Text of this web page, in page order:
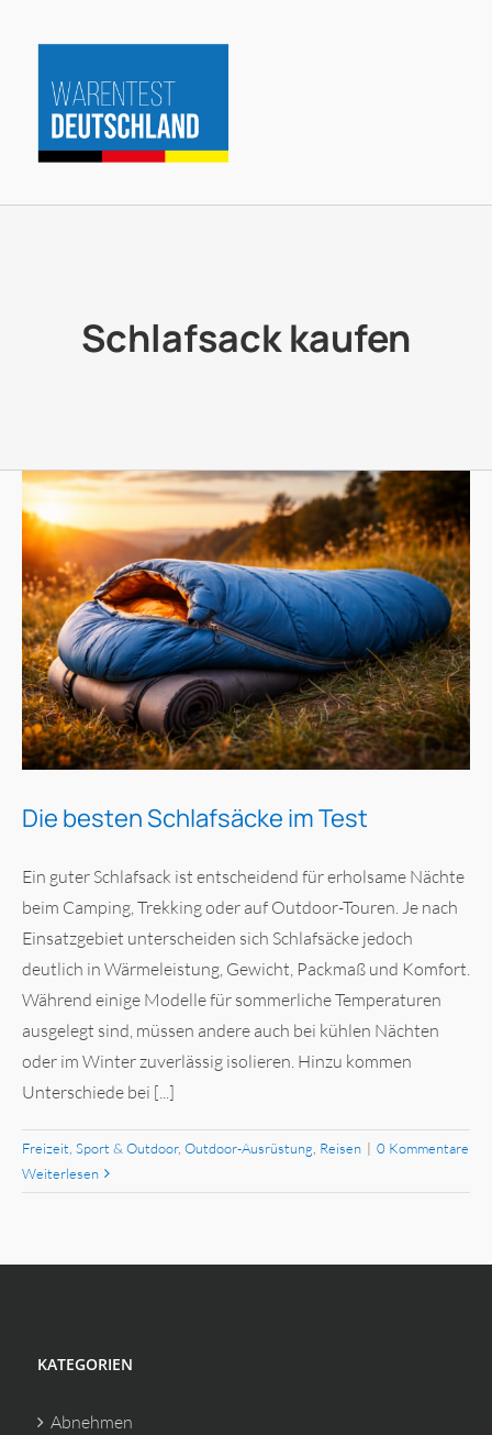
Inhalt
springen
Schlafsack kaufen
Die besten Schlafsäcke im Test
Ein guter Schlafsack ist entscheidend für erholsame Nächte
beim Camping, Trekking oder auf Outdoor-Touren. Je nach
Einsatzgebiet unterscheiden sich Schlafsäcke jedoch
deutlich in Wärmeleistung, Gewicht, Packmaß und Komfort.
Während einige Modelle für sommerliche Temperaturen
ausgelegt sind, müssen andere auch bei kühlen Nächten
oder im Winter zuverlässig isolieren. Hinzu kommen
Unterschiede bei [...]
Freizeit, Sport & Outdoor, Outdoor-Ausrüstung Reisen | 0 Kommentare
Weiterlesen
KATEGORIEN
Abnehmen